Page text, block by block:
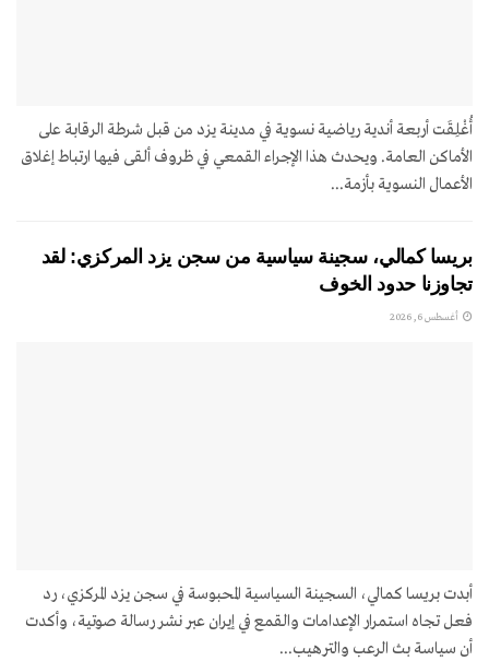
أُغْلِقَت أربعة أندية رياضية نسوية في مدينة يزد من قبل شرطة الرقابة على
الأماكن العامة. ويحدث هذا الإجراء القمعي في ظروف ألقى فيها ارتباط إغلاق
الأعمال النسوية بأزمة...
بريسا كمالي، سجينة سياسية من سجن يزد المركزي: لقد
تجاوزنا حدود الخوف
أغسطس 6, 2026
أبدت بريسا كمالي، السجينة السياسية المحبوسة في سجن يزد المركزي، رد
فعل تجاه استمرار الإعدامات والقمع في إيران عبر نشر رسالة صوتية، وأكدت
أن سياسة بث الرعب والترهيب...